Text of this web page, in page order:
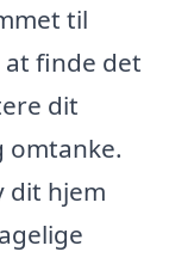
til
finde det
dit
omtanke.
dit hjem